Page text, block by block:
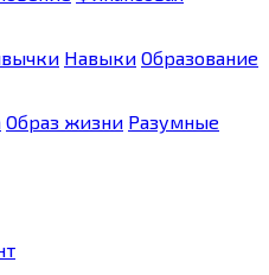
Навыки Образование
Образ жизни Разумные